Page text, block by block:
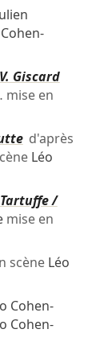
Giscard
mise en
d'après
Léo
/
mise en
scène Léo
Cohen-
Cohen-